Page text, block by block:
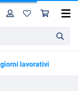
HomeProfilo
lavorativi
Canna da feeder Mitchell Tanager Power (3 pezzi)